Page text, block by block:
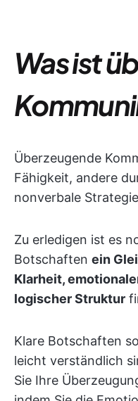
Was ist
Überzeugende
Fähigkeit, andere
nonverbale
Zu erledigen ist es
Botschaften ein
Klarheit,
logischer Struktur
Klare Botschaften
leicht verständlich
Sie Ihre